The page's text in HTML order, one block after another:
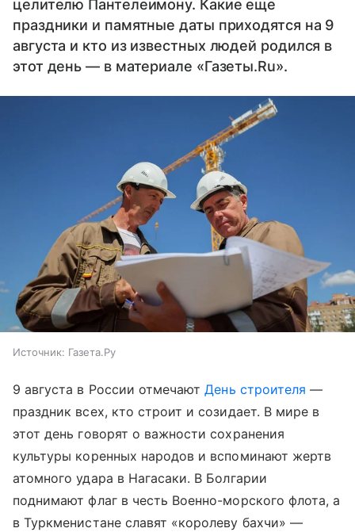
целителю Пантелеимону. Какие еще
праздники и памятные даты приходятся на 9
августа и кто из известных людей родился в
этот день — в материале «Газеты.Ru».
Источник: Газета.Ру
9 августа в России отмечаютДень строителя —
праздник всех, кто строит и созидает. В мире в
этот день говорят о важности сохранения
культуры коренных народов и вспоминают жертв
атомного удара в Нагасаки. В Болгарии
поднимают флаг в честь Военно-морского флота, а
в Туркменистане славят «королеву бахчи» —